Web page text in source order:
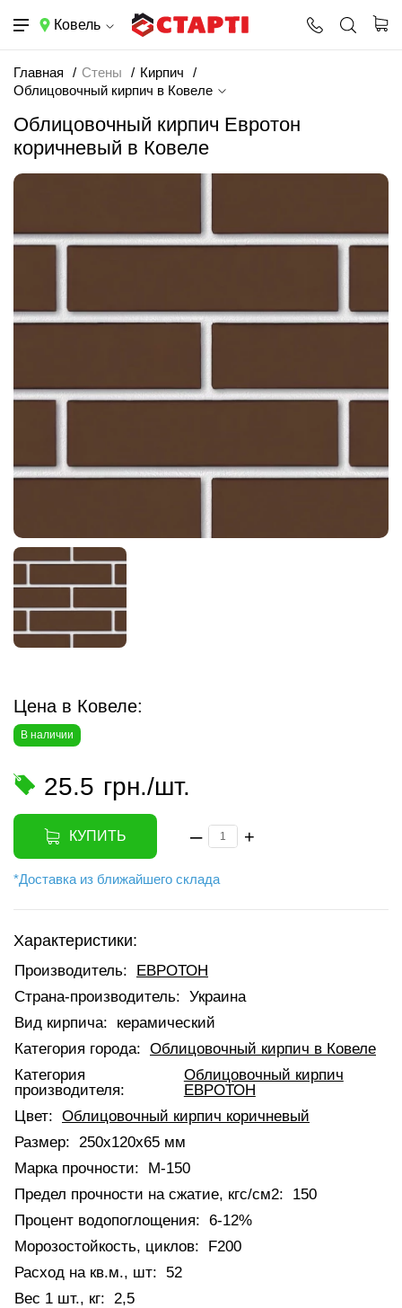
Ковель
Главная Стены
Кирпич
Облицовочный кирпич в Ковеле
Облицовочный кирпич Евротон
коричневый в Ковеле
Цена в Ковеле:
В наличии
25.5 грн./шт.
КУПИТЬ – +
*Доставка из ближайшего склада
Характеристики:
Производитель:
ЕВРОТОН
Страна-производитель: Украина
Вид кирпича:
керамический
Категория города: Облицовочный кирпич в Ковеле
Категория
производителя:
Облицовочный кирпич
ЕВРОТОН
Цвет: Облицовочный кирпич коричневый
Размер: 250х120х65 мм
Марка прочности:
М-150
Предел прочности на сжатие, кгс/см2:
150
Процент водопоглощения: 6-12%
Морозостойкость, циклов:
F200
Расход на кв.м., шт:
52
Вес 1 шт., кг: 2,5